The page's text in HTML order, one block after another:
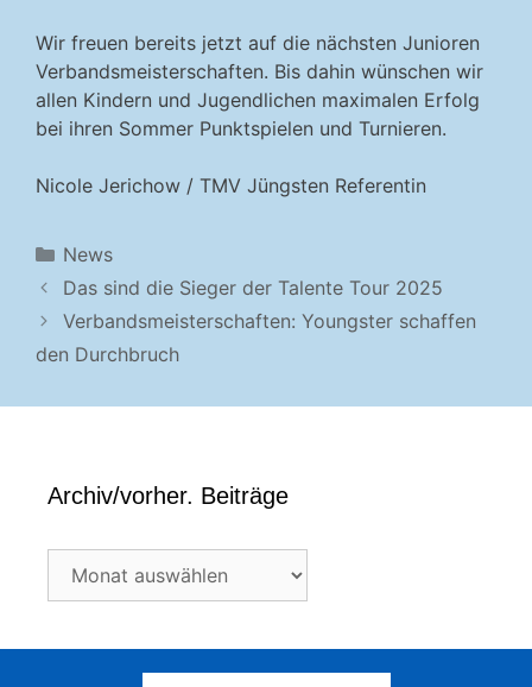
Wir freuen bereits jetzt auf die nächsten Junioren
Verbandsmeisterschaften. Bis dahin wünschen wir
allen Kindern und Jugendlichen maximalen Erfolg
bei ihren Sommer Punktspielen und Turnieren.
Nicole Jerichow / TMV Jüngsten Referentin
Kategorien
News
Das sind die Sieger der Talente Tour 2025
Verbandsmeisterschaften: Youngster schaffen
den Durchbruch
Archiv/vorher. Beiträge
Archiv/vorher.